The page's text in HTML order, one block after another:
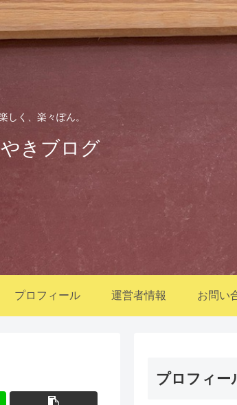
しく、楽々ぽん。
きブログ
プロフィール 運営者情報 お問い
プロフィー